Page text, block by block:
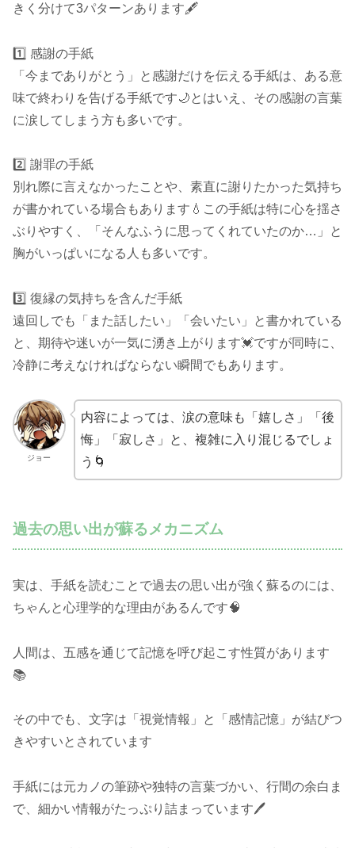
きく分けて3パターンあります🖋️
1️⃣ 感謝の手紙
「今までありがとう」と感謝だけを伝える手紙は、ある意
味で終わりを告げる手紙です🌙とはいえ、その感謝の言葉
に涙してしまう方も多いです。
2️⃣ 謝罪の手紙
別れ際に言えなかったことや、素直に謝りたかった気持ち
が書かれている場合もあります💧この手紙は特に心を揺さ
ぶりやすく、「そんなふうに思ってくれていたのか…」と
胸がいっぱいになる人も多いです。
3️⃣ 復縁の気持ちを含んだ手紙
遠回しでも「また話したい」「会いたい」と書かれている
と、期待や迷いが一気に湧き上がります💓ですが同時に、
冷静に考えなければならない瞬間でもあります。
ジョー
内容によっては、涙の意味も「嬉しさ」「後
悔」「寂しさ」と、複雑に入り混じるでしょ
う🌀
過去の思い出が蘇るメカニズム
実は、手紙を読むことで過去の思い出が強く蘇るのには、
ちゃんと心理学的な理由があるんです🧠
人間は、五感を通じて記憶を呼び起こす性質があります
📚
その中でも、文字は「視覚情報」と「感情記憶」が結びつ
きやすいとされています
手紙には元カノの筆跡や独特の言葉づかい、行間の余白ま
で、細かい情報がたっぷり詰まっています🖊️